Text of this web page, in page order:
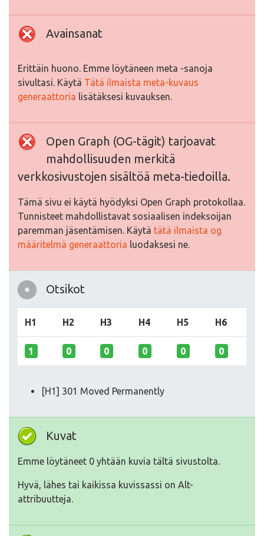
Avainsanat
Erittäin huono. Emme löytäneen meta -sanoja
sivultasi. Käytä Tätä ilmaista meta-kuvaus
generaattoria lisätäksesi kuvauksen.
Open Graph (OG-tägit) tarjoavat
mahdollisuuden merkitä
verkkosivustojen sisältöä meta-tiedoilla.
Tämä sivu ei käytä hyödyksi Open Graph protokollaa.
Tunnisteet mahdollistavat sosiaalisen indeksoijan
paremman jäsentämisen. Käytä tätä ilmaista og
määritelmä generaattoria luodaksesi ne.
Otsikot
H1 H2 H3 H4 H5 H6
1 0 0 0 0 0
[H1] 301 Moved Permanently
Kuvat
Emme löytäneet 0 yhtään kuvia tältä sivustolta.
Hyvä, lähes tai kaikissa kuvissassi on Alt-
attribuutteja.